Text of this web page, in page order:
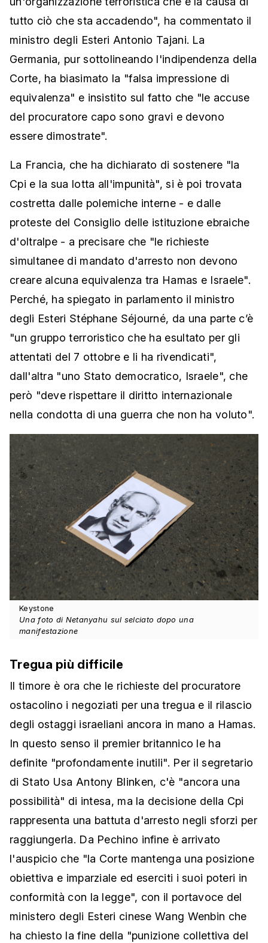
tutto ciò che sta accadendo", ha commentato il
ministro degli Esteri Antonio Tajani. La
Germania, pur sottolineando l'indipendenza della
Corte, ha biasimato la "falsa impressione di
equivalenza" e insistito sul fatto che "le accuse
del procuratore capo sono gravi e devono
essere dimostrate".
La Francia, che ha dichiarato di sostenere "la
Cpi e la sua lotta all'impunità", si è poi trovata
costretta dalle polemiche interne - e dalle
proteste del Consiglio delle istituzione ebraiche
d'oltralpe - a precisare che "le richieste
simultanee di mandato d'arresto non devono
creare alcuna equivalenza tra Hamas e Israele".
Perché, ha spiegato in parlamento il ministro
degli Esteri Stéphane Séjourné, da una parte c’è
"un gruppo terroristico che ha esultato per gli
attentati del 7 ottobre e li ha rivendicati",
dall'altra "uno Stato democratico, Israele", che
però "deve rispettare il diritto internazionale
nella condotta di una guerra che non ha voluto".
Keystone
Una foto di Netanyahu sul selciato dopo una
manifestazione
Tregua più difficile
Il timore è ora che le richieste del procuratore
ostacolino i negoziati per una tregua e il rilascio
degli ostaggi israeliani ancora in mano a Hamas.
In questo senso il premier britannico le ha
definite "profondamente inutili". Per il segretario
di Stato Usa Antony Blinken, c'è "ancora una
possibilità" di intesa, ma la decisione della Cpi
rappresenta una battuta d'arresto negli sforzi per
raggiungerla. Da Pechino infine è arrivato
l'auspicio che "la Corte mantenga una posizione
obiettiva e imparziale ed eserciti i suoi poteri in
conformità con la legge", con il portavoce del
ministero degli Esteri cinese Wang Wenbin che
ha chiesto la fine della "punizione collettiva del